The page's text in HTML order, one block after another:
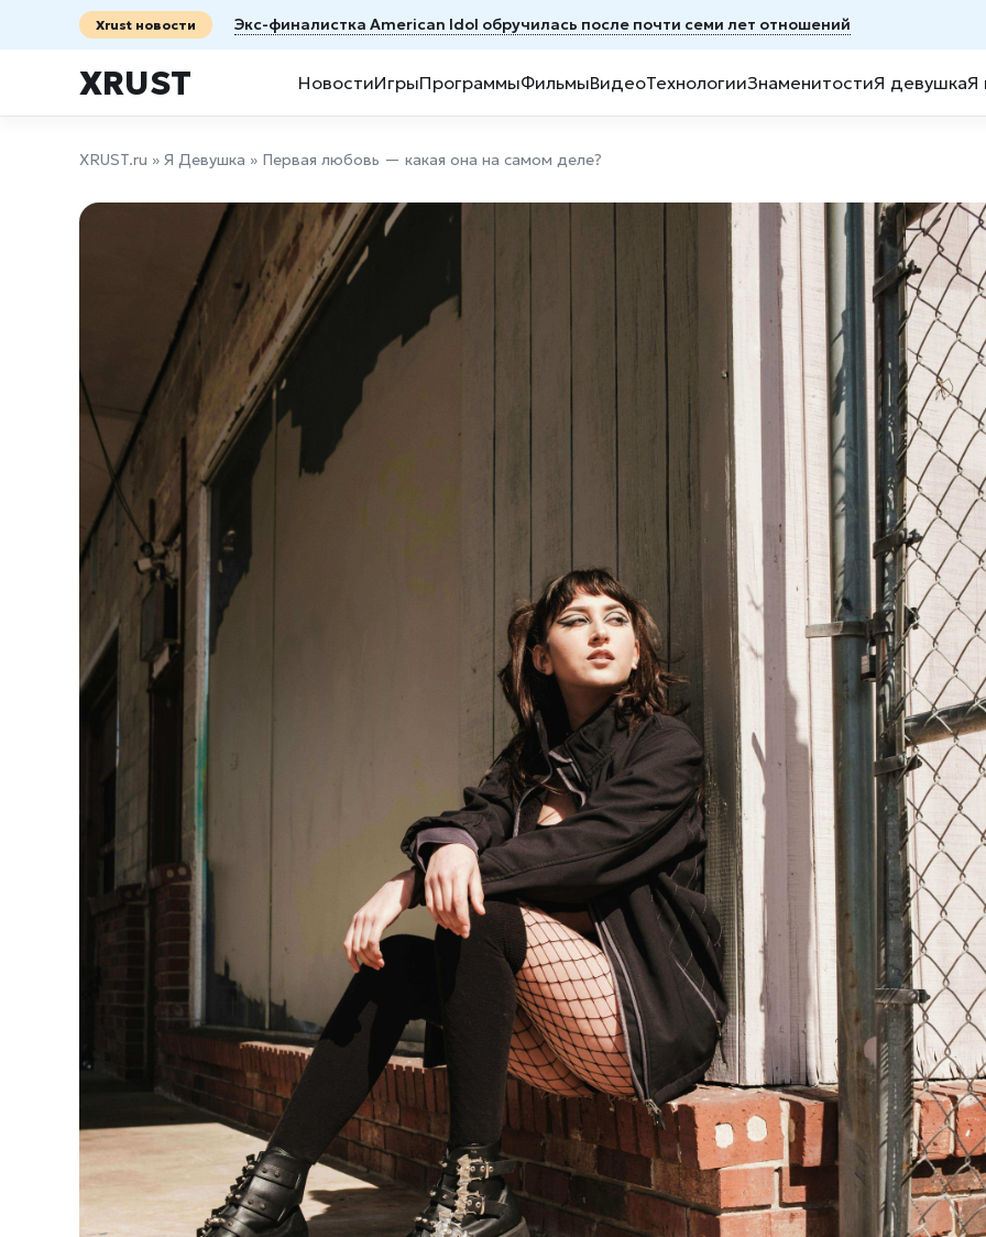
Xrust новости Экс-финалистка American Idol обручилась после почти семи лет отношений
XRUST НовостиИгрыПрограммыФильмыВидеоТехнологииЗнаменитостиЯ девушкаЯ
XRUST.ru » Я Девушка » Первая любовь — какая она на самом деле?